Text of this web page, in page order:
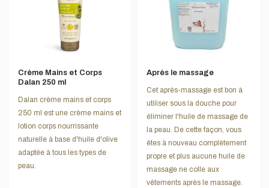
Crème Mains et Corps
Dalan 250 ml
Dalan crème mains et corps
250 ml est une crème mains et
lotion corps nourrissante
naturelle à base d'huile d'olive
adaptée à tous les types de
peau.
Après le massage
Cet après-massage est bon à
utiliser sous la douche pour
éliminer l'huile de massage de
la peau. De cette façon, vous
êtes à nouveau complètement
propre et plus aucune huile de
massage ne colle aux
vêtements après le massage.